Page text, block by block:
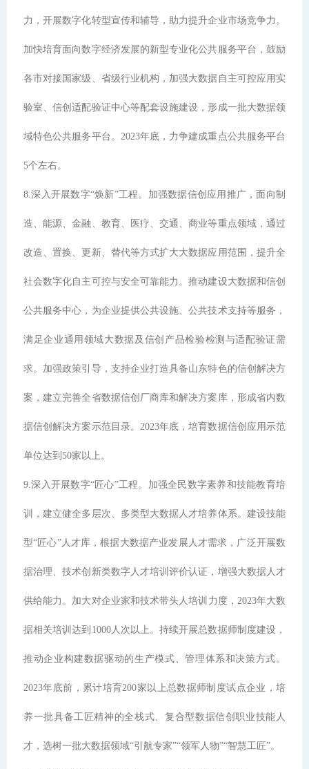
力，开展数字化转型宣传和辅导，助力提升企业市场竞争力。
加快培育面向数字经济发展的新型专业化公共服务平台，鼓励
各市对接国家级、省级行业机构，加强大数据自主可控应用实
验室、信创适配验证中心等配套设施建设，形成一批大数据领
域特色公共服务平台。2023年底，力争建成重点公共服务平台
5个左右。
8.深入开展数字“焕新”工程。加强数据信创应用推广，面向制
造、能源、金融、教育、医疗、交通、商业等重点领域，通过
改造、置换、更新、替代等方式扩大大数据应用范围，提升全
社会数字化自主可控与安全可靠能力。推动建设大数据和信创
公共服务中心，为企业提供公共设施、公共技术支持等服务，
满足企业通用领域大数据及信创产品检验检测与适配验证需
求。加强政策引导，支持企业打造具备山东特色的信创解决方
案，建立完善全省数据信创厂商库和解决方案库，形成省内数
据信创解决方案示范目录。2023年底，培育数据信创应用示范
单位达到50家以上。
9.深入开展数字“匠心”工程。加强全民数字素养和技能教育培
训，建立健全多层次、多类型大数据人才培养体系。建设技能
型“匠心”人才库，根据大数据产业发展人才需求，广泛开展数
据治理、技术创新类数字人才培训评价认证，增强大数据人才
供给能力。加大对企业家和技术带头人培训力度，2023年大数
据相关培训达到1000人次以上。持续开展总数据师制度建设，
推动企业构建数据驱动的生产模式、管理体系和决策方式。
2023年底前，累计培育200家以上总数据师制度试点企业，培
养一批具备工匠精神的全栈式、复合型数据信创职业技能人
才，选树一批大数据领域“引航专家”“领军人物”“智慧工匠”。